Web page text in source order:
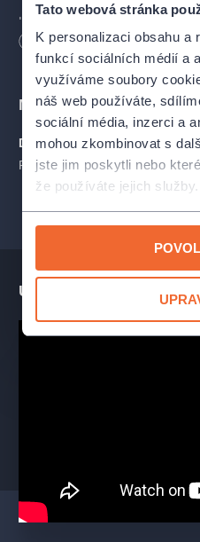
Tato webová stránka
K personalizaci obsahu a
funkcí sociálních médií a
využíváme soubory
náš web používáte,
sociální média, inzerci a
mohou zkombinovat s
jste jim poskytli nebo
že používáte jejich služby.
Lord Fancourt Babberley: Petr
Charles Wykeham:Petr
Charles Wykeham:Ondřej
Jack Chesney:Martin Leták
Dona Lucie d'Alvadorez:Miluše
Tvůrci
Režie:Jan Hrušínský
Asistentka režie:
Délka 120 minut
Místa
Divadlo Na Jezerce
Praha
Ukázka představení